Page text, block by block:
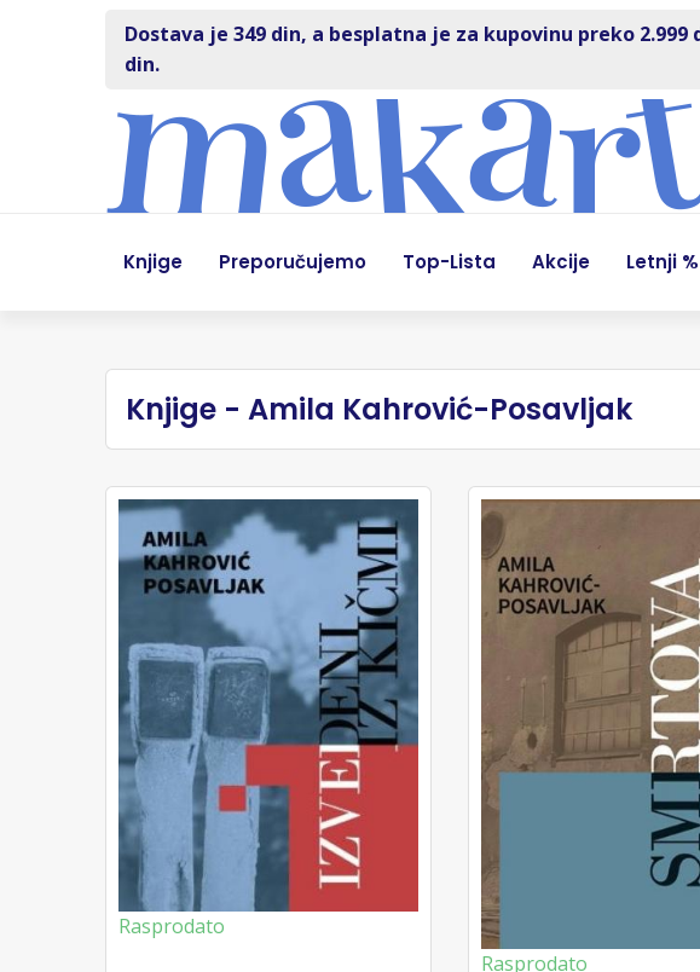
Dostava je 349 din, a besplatna je za kupovinu preko
din.
Knjige Preporučujemo Top-Lista Akcije Letnji %
Knjige - Amila Kahrović-Posavljak
Rasprodato
Rasprodato